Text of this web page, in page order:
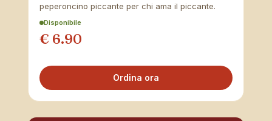
peperoncino piccante per chi ama il piccante.
Disponibile
€ 6.90
Ordina ora